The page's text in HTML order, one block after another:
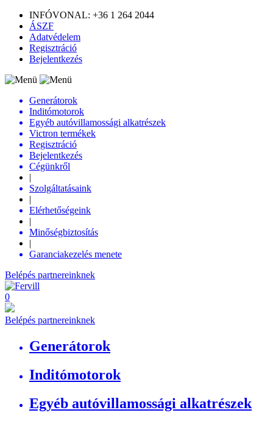
INFÓVONAL: +36 1 264 2044
ÁSZF
Adatvédelem
Regisztráció
Bejelentkezés
Generátorok
Inditómotorok
Egyéb autóvillamossági alkatrészek
Victron termékek
Regisztráció
Bejelentkezés
Cégünkről
|
Szolgáltatásaink
|
Elérhetőségeink
|
Minőségbiztosítás
|
Garanciakezelés menete
Belépés partnereinknek
0
Belépés partnereinknek
Generátorok
Inditómotorok
Egyéb autóvillamossági alkatrészek